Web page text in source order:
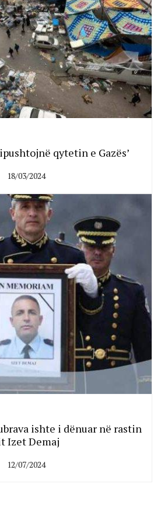
qytetin e Gazës’
18/03/2024
ishte i dënuar në rastin
Izet Demaj
12/07/2024